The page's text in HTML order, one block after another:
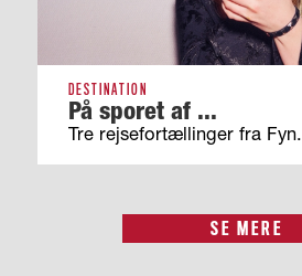
DESTINATION
På sporet af ...
Tre rejsefortællinger fra Fyn.
SE MERE